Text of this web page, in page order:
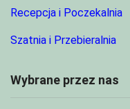
Recepcja i Poczekalnia
Szatnia i Przebieralnia
Wybrane przez nas